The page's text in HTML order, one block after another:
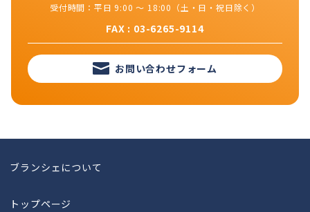
受付時間：平日 9:00 ～ 18:00（土・日・祝日除く）
FAX : 03-6265-9114
お問い合わせフォーム
ブランシェについて
トップページ